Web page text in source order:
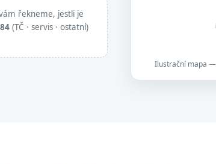
řekneme, jestli je
(TČ · servis · ostatní)
Ilustrační mapa —